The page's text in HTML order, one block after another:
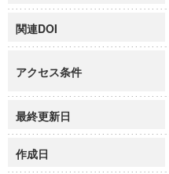
関連DOI
アクセス条件
最終更新日
作成日